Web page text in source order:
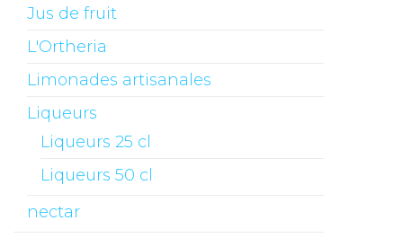
Jus de fruit
L'Ortheria
Limonades artisanales
Liqueurs
Liqueurs 25 cl
Liqueurs 50 cl
nectar